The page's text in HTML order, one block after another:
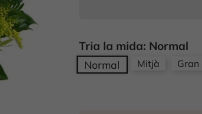
Tria la mida: Normal
Normal Mitjà Gran